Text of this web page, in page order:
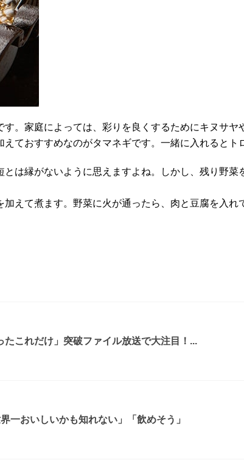
。家庭によっては、彩りを良くするためにキヌサヤ
ておすすめなのがタマネギです。一緒に入れるとト
は縁がないように思えますよね。しかし、残り野
えて煮ます。野菜に火が通ったら、肉と豆腐を入
これだけ」突破ファイル放送で大注目！...
一おいしいかも知れない」「飲めそう」